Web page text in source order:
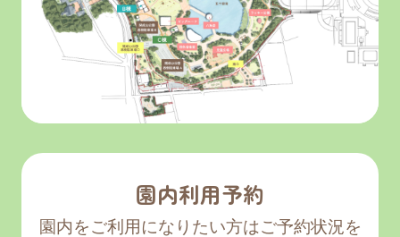
2025/10/15 リリース
東北電力×aruku「くらしの秋フェス」 開
催のお知らせ
2025/10/10
出張カキ小屋「牡蠣奉行」in郡山 開催のお
知らせ
園内利用予約
園内をご利用になりたい方はご予約状況を